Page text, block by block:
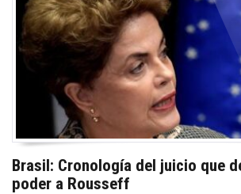
Brasil: Cronología del juicio que
poder a Rousseff